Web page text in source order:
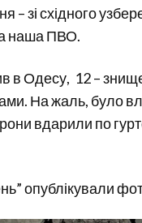
– зі східного
наша ПВО.
в Одесу, 12 –
На жаль, було
вдарили по
опублікували